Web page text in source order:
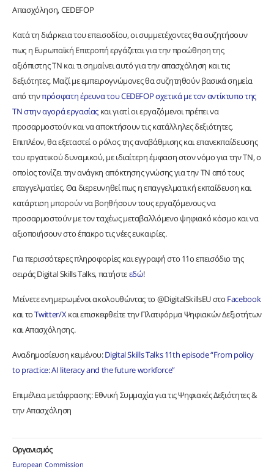
Απασχόληση, CEDEFOP
Κατά τη διάρκεια του επεισοδίου, οι συμμετέχοντες θα συζητήσουν
πως η Ευρωπαϊκή Επιτροπή εργάζεται για την προώθηση της
αξιόπιστης ΤΝ και τι σημαίνει αυτό για την απασχόληση και τις
δεξιότητες. Μαζί με εμπειρογνώμονες θα συζητηθούν βασικά σημεία
από τηνπρόσφατη έρευνα του CEDEFOP σχετικά με τον αντίκτυπο της
ΤΝ στην αγορά εργασίας και γιατί οι εργαζόμενοι πρέπει να
προσαρμοστούν και να αποκτήσουν τις κατάλληλες δεξιότητες.
Επιπλέον, θα εξεταστεί ο ρόλος της αναβάθμισης και επανεκπαίδευσης
του εργατικού δυναμικού, με ιδιαίτερη έμφαση στον νόμο για την ΤΝ, ο
οποίος τονίζει την ανάγκη απόκτησης γνώσης για την ΤΝ από τους
επαγγελματίες. Θα διερευνηθεί πως η επαγγελματική εκπαίδευση και
κατάρτιση μπορούν να βοηθήσουν τους εργαζόμενους να
προσαρμοστούν με τον ταχέως μεταβαλλόμενο ψηφιακό κόσμο και να
αξιοποιήσουν στο έπακρο τις νέες ευκαιρίες.
Για περισσότερες πληροφορίες και εγγραφή στο 11ο επεισόδιο της
σειράς Digital Skills Talks, πατήστεεδώ!
Μείνετε ενημερωμένοι ακολουθώντας το @DigitalSkillsEU στο Facebook
και τοTwitter/Xκαι επισκεφθείτε την Πλατφόρμα Ψηφιακών Δεξιοτήτων
και Απασχόλησης.
Αναδημοσίευση κειμένου:Digital Skills Talks 11th episode “From policy
to practice: AI literacy and the future workforce”
Επιμέλεια μετάφρασης: Εθνική Συμμαχία για τις Ψηφιακές Δεξιότητες &
την Απασχόληση
Οργανισμός
European Commission